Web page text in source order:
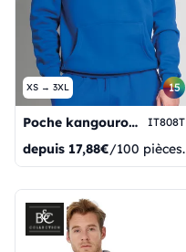
XS → 3XL 15
Poche kangourou Capuche doublée IT808T
depuis 17,88€/100 pièces.